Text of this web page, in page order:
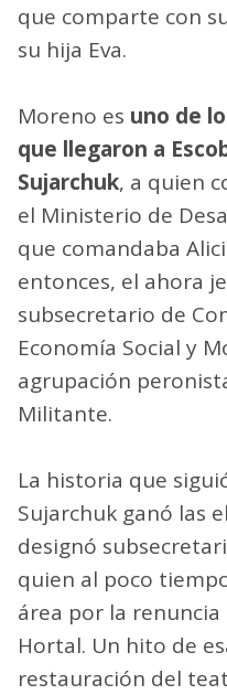
que comparte con
su hija Eva.
Moreno es uno de
que llegaron a
Sujarchuk, a quien
el Ministerio de
que comandaba
entonces, el ahora
subsecretario de
Economía Social y
agrupación
Militante.
La historia que
Sujarchuk ganó las
designó
quien al poco
área por la renuncia
Hortal. Un hito de
restauración del